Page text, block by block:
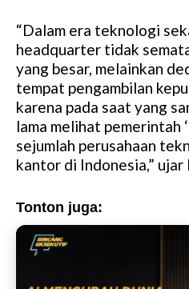
“Dalam era teknologi
headquarter tidak
yang besar, melainkan
tempat pengambilan
karena pada saat yang
lama melihat pemerintah
sejumlah perusahaan
kantor di Indonesia,” ujar
Tonton juga: